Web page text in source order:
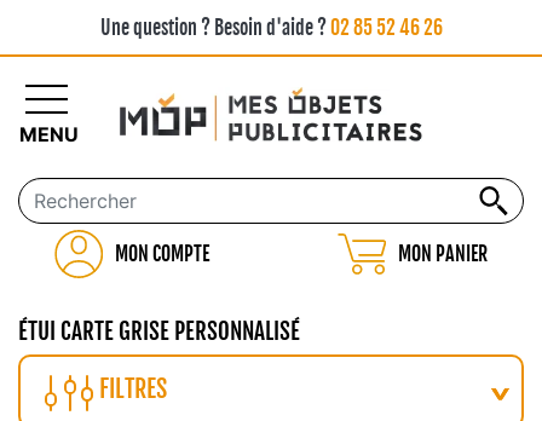
Une question ? Besoin d'aide ?02 85 52 46 26
MON COMPTE MON PANIER
MENU
ÉTUI CARTE GRISE PERSONNALISÉ
FILTRES